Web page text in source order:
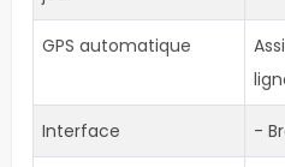
GPS automatique
Interface -